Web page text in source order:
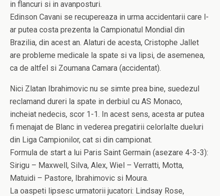
in flancuri si in avanposturi.
Edinson Cavani se recupereaza in urma accidentarii care l-
ar putea costa prezenta la Campionatul Mondial din
Brazilia, din acest an. Alaturi de acesta, Cristophe Jallet
are probleme medicale la spate si va lipsi, de asemenea,
ca de altfel si Zoumana Camara (accidentat).
Nici Zlatan Ibrahimovic nu se simte prea bine, suedezul
reclamand dureri la spate in derbiul cu AS Monaco,
incheiat nedecis, scor 1-1. In acest sens, acesta ar putea
fi menajat de Blanc in vederea pregatirii celorlalte dueluri
din Liga Campionilor, cat si din campionat.
Formula de start a lui Paris Saint Germain (asezare 4-3-3):
Sirigu – Maxwell, Silva, Alex, Wiel – Verratti, Motta,
Matuidi – Pastore, Ibrahimovic si Moura.
La oaspeti lipsesc urmatorii jucatori: Lindsay Rose,